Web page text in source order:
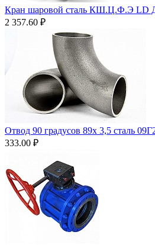
Кран шаровой сталь КШ.Ц.Ф.Э LD
2 357.60 ₽
Отвод 90 градусов 89х 3,5 сталь
333.00 ₽